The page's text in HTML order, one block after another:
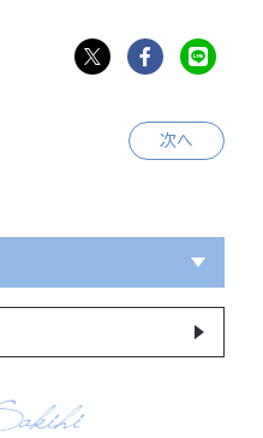
次へ